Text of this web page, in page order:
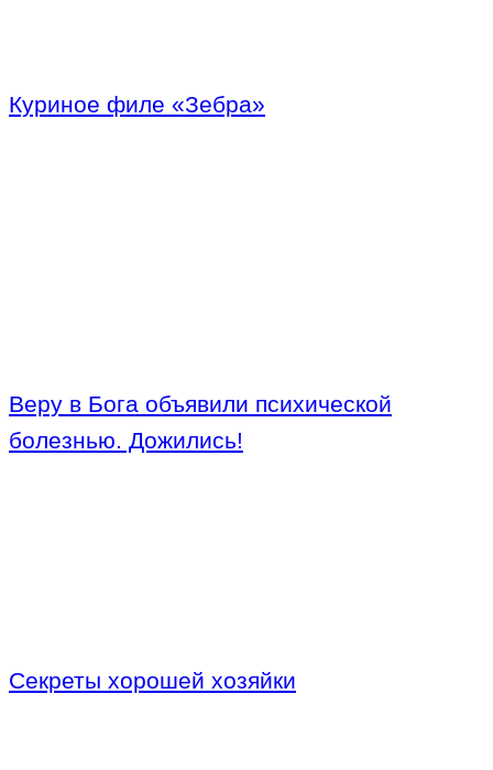
Куриное филе «Зебра»
Веру в Бога объявили психической
болезнью. Дожились!
Секреты хорошей хозяйки